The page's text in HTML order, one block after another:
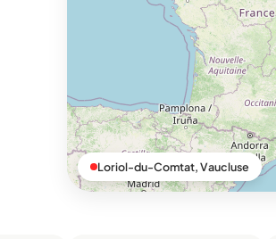
Loriol-du-Comtat, Vaucluse